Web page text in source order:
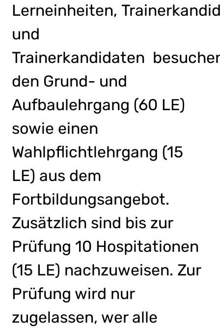
Lerneinheiten,
und
Trainerkandidaten
den Grund- und
Aufbaulehrgang (60 LE)
sowie einen
Wahlpflichtlehrgang (15
LE) aus dem
Fortbildungsangebot.
Zusätzlich sind bis zur
Prüfung 10 Hospitationen
(15 LE) nachzuweisen. Zur
Prüfung wird nur
zugelassen, wer alle